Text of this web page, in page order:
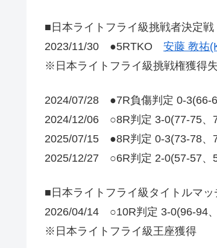
■日本ライトフライ級挑戦者決定戦
2023/11/30 ●5RTKO 安藤 教祐
※日本ライトフライ級挑戦権獲得
2024/07/28 ●7R負傷判定 0-3(66-
2024/12/06 ○8R判定 3-0(77-75
2025/07/15 ●8R判定 0-3(73-78
2025/12/27 ○6R判定 2-0(57-57、
■日本ライトフライ級タイトルマッ
2026/04/14 ○10R判定 3-0(96-94
※日本ライトフライ級王座獲得